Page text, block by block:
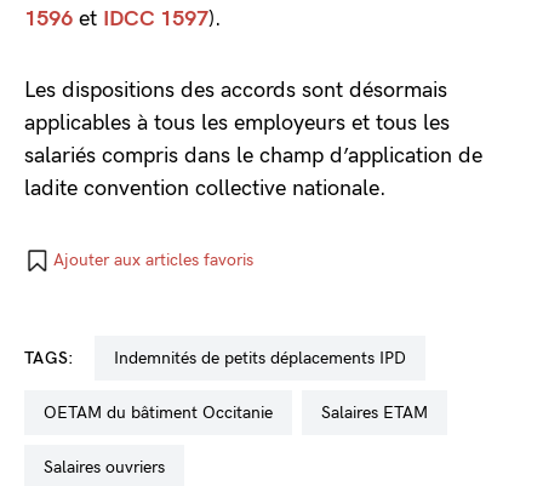
1596 et IDCC 1597).
Les dispositions des accords sont désormais
applicables à tous les employeurs et tous les
salariés compris dans le champ d’application de
ladite convention collective nationale.
Ajouter aux articles favoris
TAGS: indemnités de petits déplacements IPD
OETAM du bâtiment Occitanie salaires ETAM
salaires ouvriers